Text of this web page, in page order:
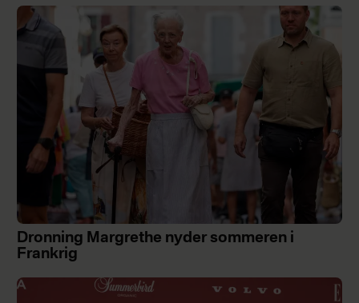
Dronning Margrethe nyder sommeren i
Frankrig